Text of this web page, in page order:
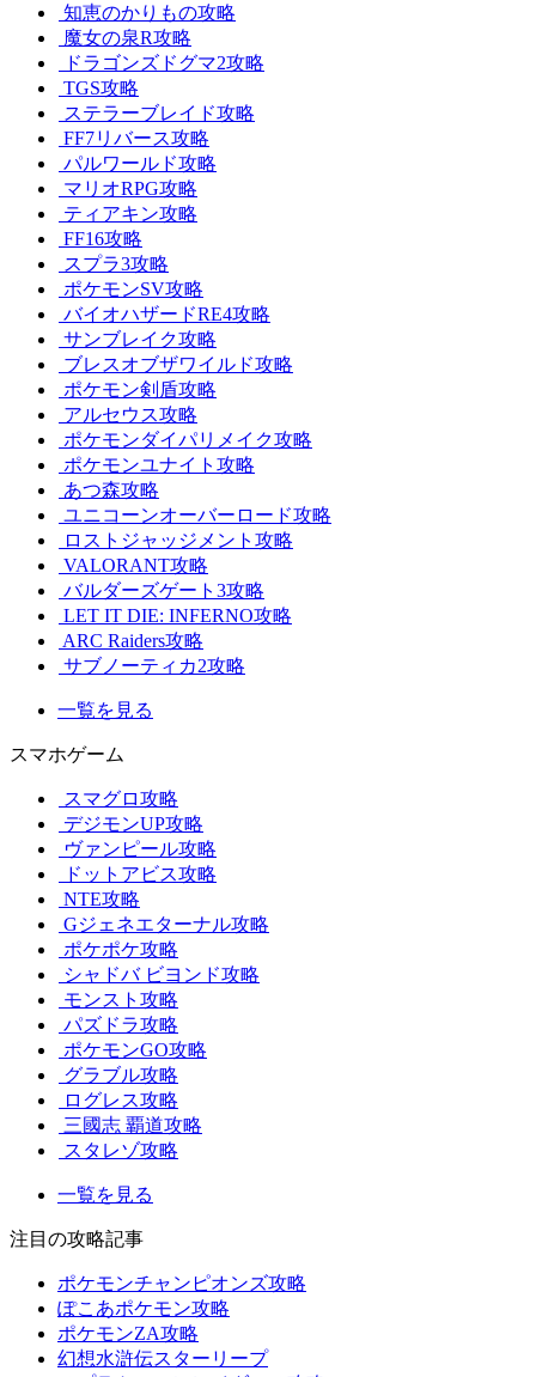
知恵のかりもの攻略
魔女の泉R攻略
ドラゴンズドグマ2攻略
TGS攻略
ステラーブレイド攻略
FF7リバース攻略
パルワールド攻略
マリオRPG攻略
ティアキン攻略
FF16攻略
スプラ3攻略
ポケモンSV攻略
バイオハザードRE4攻略
サンブレイク攻略
ブレスオブザワイルド攻略
ポケモン剣盾攻略
アルセウス攻略
ポケモンダイパリメイク攻略
ポケモンユナイト攻略
あつ森攻略
ユニコーンオーバーロード攻略
ロストジャッジメント攻略
VALORANT攻略
バルダーズゲート3攻略
LET IT DIE: INFERNO攻略
ARC Raiders攻略
サブノーティカ2攻略
一覧を見る
スマホゲーム
スマグロ攻略
デジモンUP攻略
ヴァンピール攻略
ドットアビス攻略
NTE攻略
Gジェネエターナル攻略
ポケポケ攻略
シャドバ ビヨンド攻略
モンスト攻略
パズドラ攻略
ポケモンGO攻略
グラブル攻略
ログレス攻略
三國志 覇道攻略
スタレゾ攻略
一覧を見る
注目の攻略記事
ポケモンチャンピオンズ攻略
ぽこあポケモン攻略
ポケモンZA攻略
幻想水滸伝スターリープ